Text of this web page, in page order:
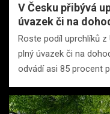
V Česku přibývá
úvazek či na
Roste podíl uprchlíků z
plný úvazek či na
odvádí asi 85 procent